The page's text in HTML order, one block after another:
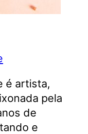
é artista,
pela
de
e